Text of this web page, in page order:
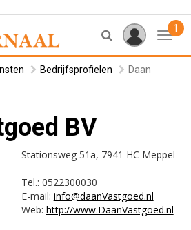
1
Bedrijfsprofielen
Daan
BV
Stationsweg 51a, 7941 HC Meppel
Tel.: 0522300030
E-mail: info@daanVastgoed.nl
Web: http://www.DaanVastgoed.nl